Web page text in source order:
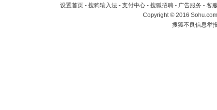
设置首页 - 搜狗输入法 - 支付中心 - 搜狐招聘 - 广告服务 - 客
Copyright©2016
搜狐不良信息举